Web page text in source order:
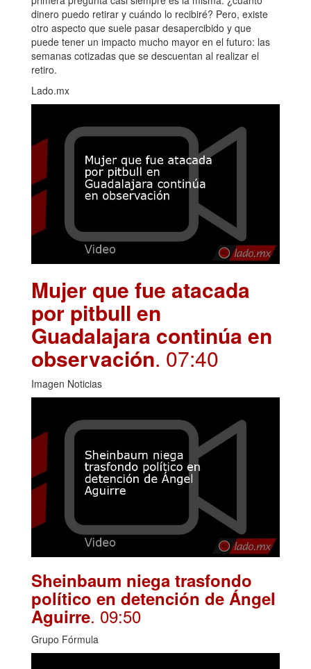
dinero puedo retirar y cuándo lo recibiré? Pero, existe
otro aspecto que suele pasar desapercibido y que
puede tener un impacto mucho mayor en el futuro: las
semanas cotizadas que se descuentan al realizar el
retiro.
Lado.mx
Mujer que fue atacada
por pitbull en
Guadalajara continúa en
observación. 07:40
Imagen Noticias
Sheinbaum niega trasfondo
político en detención de Ángel
Aguirre. 09:50
Grupo Fórmula